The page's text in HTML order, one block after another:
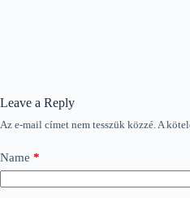
Leave a Reply
Az e-mail címet nem tesszük közzé. A
Name *